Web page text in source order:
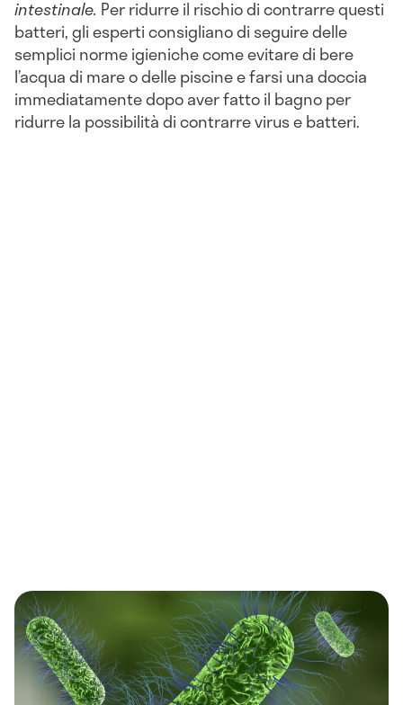
intestinale. Per ridurre il rischio di contrarre questi
batteri, gli esperti consigliano di seguire delle
semplici norme igieniche come evitare di bere
l’acqua di mare o delle piscine e farsi una doccia
immediatamente dopo aver fatto il bagno per
ridurre la possibilità di contrarre virus e batteri.